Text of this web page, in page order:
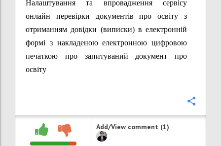
Налаштування та впровадження сервісу
онлайн перевірки документів про освіту з
отриманням довідки (виписки) в електронній
формі з накладеною електронною цифровою
печаткою про запитуваний документ про
освіту
Add/View comment (1)